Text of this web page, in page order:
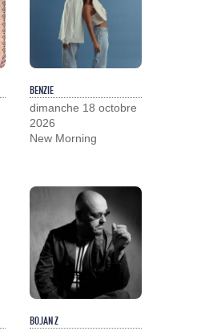
BENZIE
dimanche 18 octobre
2026
New Morning
BOJAN Z